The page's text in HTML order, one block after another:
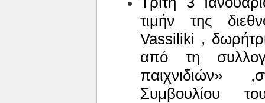
τιμήν της
Vassiliki ,
από τη
παιχνιδιών»
Συμβουλίου